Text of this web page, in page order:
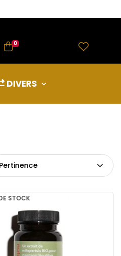
0
DIVERS
Pertinence
STOCK